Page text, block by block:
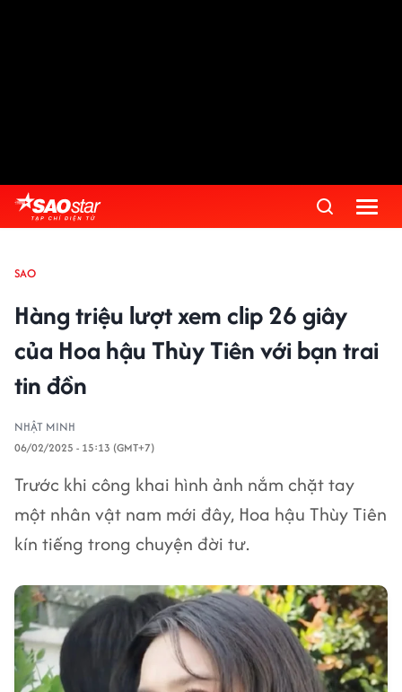
SAO
Hàng triệu lượt xem clip 26 giây
của Hoa hậu Thùy Tiên với bạn trai
tin đồn
NHẬT MINH
06/02/2025 - 15:13 (GMT+7)
Trước khi công khai hình ảnh nắm chặt tay
một nhân vật nam mới đây, Hoa hậu Thùy Tiên
kín tiếng trong chuyện đời tư.